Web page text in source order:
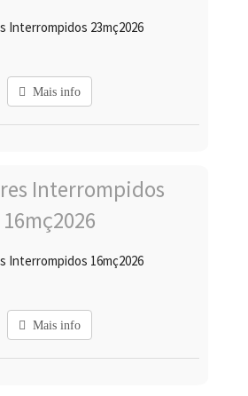
Interrompidos 23mç2026
Mais info
Interrompidos 16mç2026
Mais info